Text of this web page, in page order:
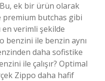
ek bir ürün olarak
premium butchas gibi
en verimli şekilde
benzini ile benzin aynı
daha sofistike
ile çalışır? Optimal
Zippo daha hafif